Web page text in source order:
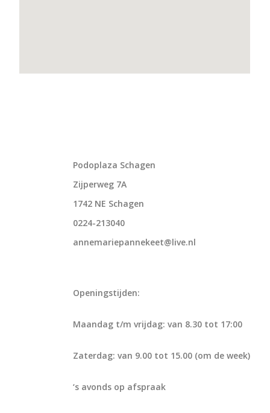
Podoplaza Schagen
Zijperweg 7A
1742 NE Schagen
0224-213040
annemariepannekeet@live.nl
Openingstijden:
Maandag t/m vrijdag: van 8.30 tot 17:00
Zaterdag: van 9.00 tot 15.00 (om de week)
‘s avonds op afspraak